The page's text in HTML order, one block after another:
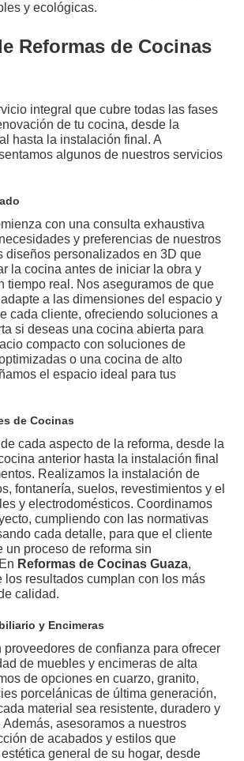
y ecológicas.
Reformas de Cocinas
integral que cubre todas las fases
de tu cocina, desde la
hasta la instalación final. A
algunos de nuestros servicios
con una consulta exhaustiva
y preferencias de nuestros
diseños personalizados en 3D que
la cocina antes de iniciar la obra y
tiempo real. Nos aseguramos de que
a las dimensiones del espacio y
cada cliente, ofreciendo soluciones a
si deseas una cocina abierta para
compacto con soluciones de
o una cocina de alto
el espacio ideal para tus
de Cocinas
cada aspecto de la reforma, desde la
anterior hasta la instalación final
Realizamos la instalación de
fontanería, suelos, revestimientos y el
y electrodomésticos. Coordinamos
cumpliendo con las normativas
cada detalle, para que el cliente
un proceso de reforma sin
Reformas de Cocinas Guaza,
los resultados cumplan con los más
calidad.
y Encimeras
de confianza para ofrecer
de muebles y encimeras de alta
de opciones en cuarzo, granito,
porcelánicas de última generación,
material sea resistente, duradero y
asesoramos a nuestros
de acabados y estilos que
general de su hogar, desde